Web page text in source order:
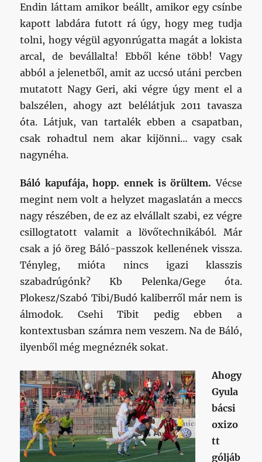
Endin láttam amikor beállt, amikor egy csínbe
kapott labdára futott rá úgy, hogy meg tudja
tolni, hogy végül agyonrúgatta magát a lokista
arcal, de bevállalta! Ebből kéne több! Vagy
abból a jelenetből, amit az uccsó utáni percben
mutatott Nagy Geri, aki végre úgy ment el a
balszélen, ahogy azt belélátjuk 2011 tavasza
óta. Látjuk, van tartalék ebben a csapatban,
csak rohadtul nem akar kijönni… vagy csak
nagynéha.
Báló kapufája, hopp. ennek is örültem. Vécse
megint nem volt a helyzet magaslatán a meccs
nagy részében, de ez az elvállalt szabi, ez végre
csillogtatott valamit a lövőtechnikából. Már
csak a jó öreg Báló-passzok kellenének vissza.
Tényleg, mióta nincs igazi klasszis
szabadrúgónk? Kb Pelenka/Gege óta.
Plokesz/Szabó Tibi/Budó kaliberről már nem is
álmodok. Csehi Tibit pedig ebben a
kontextusban számra nem veszem. Na de Báló,
ilyenből még megnéznék sokat.
Ahogy
Gyula
bácsi
oxizo
tt
góljáb